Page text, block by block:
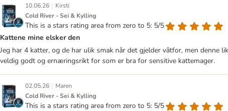
10.06.26 | Kirsti
Cold River - Sei & Kylling
This is a stars rating area from zero to 5: 5/5
Kattene mine elsker den
Jeg har 4 katter, og de har ulik smak når det gjelder våtfor, men denne
veldig godt og ernæringsrikt for som er bra for sensitive kattemager.
02.05.26 | Maren
Cold River - Sei & Kylling
This is a stars rating area from zero to 5: 5/5